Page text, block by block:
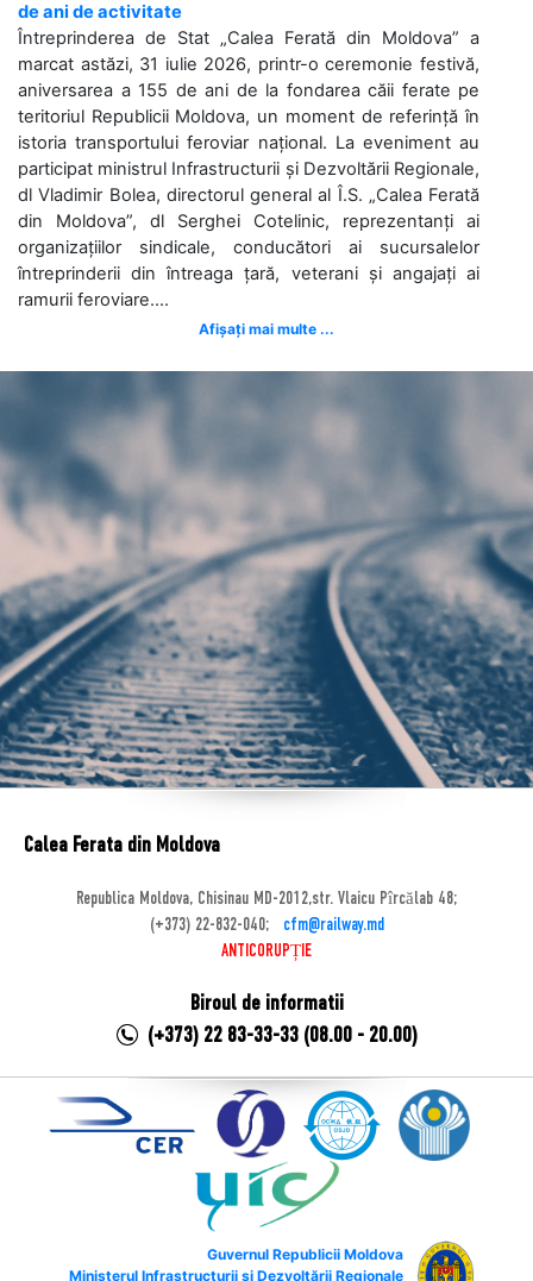
de ani de activitate
Întreprinderea de Stat „Calea Ferată din Moldova” a
marcat astăzi, 31 iulie 2026, printr-o ceremonie festivă,
aniversarea a 155 de ani de la fondarea căii ferate pe
teritoriul Republicii Moldova, un moment de referință în
istoria transportului feroviar național. La eveniment au
participat ministrul Infrastructurii și Dezvoltării Regionale,
dl Vladimir Bolea, directorul general al Î.S. „Calea Ferată
din Moldova”, dl Serghei Cotelinic, reprezentanți ai
organizațiilor sindicale, conducători ai sucursalelor
întreprinderii din întreaga țară, veterani și angajați ai
ramurii feroviare....
Afișați mai multe ...
Calea Ferata din Moldova
Republica Moldova, Chisinau MD-2012,str. Vlaicu Pîrcălab 48;
(+373) 22-832-040;
cfm@railway.md
ANTICORUPȚIE
Biroul de informatii
(+373) 22 83-33-33 (08.00 - 20.00)
Guvernul Republicii Moldova
Ministerul Infrastructurii și Dezvoltării Regionale